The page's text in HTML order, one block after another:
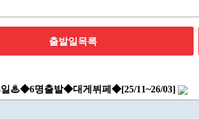
출발일목록